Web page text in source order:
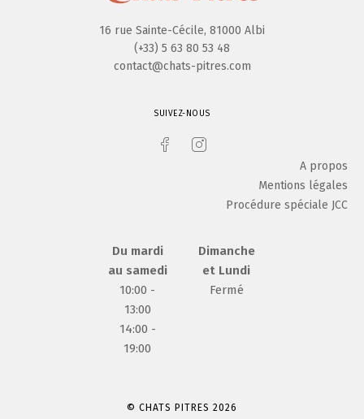
SUIVEZ-NOUS
16 rue Sainte-Cécile, 81000 Albi
(+33) 5 63 80 53 48
contact@chats-pitres.com
A propos
Mentions légales
Procédure spéciale JCC
Du mardi
au samedi
10:00 -
13:00
14:00 -
19:00
Dimanche
et Lundi
Fermé
© CHATS PITRES 2026